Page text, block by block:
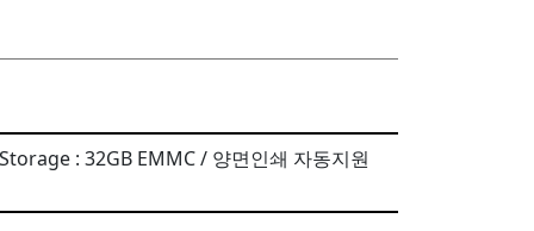
: 32GB EMMC / 양면인쇄 자동지원